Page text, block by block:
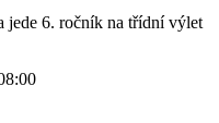
jede 6. ročník na třídní výlet